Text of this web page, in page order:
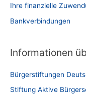
Ihre finanzielle
Bankverbindungen
Informationen
Bürgerstiftungen
Stiftung Aktive